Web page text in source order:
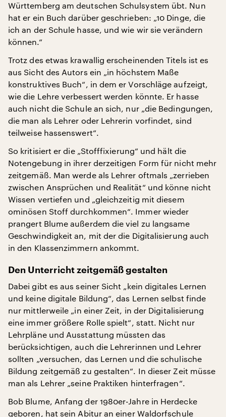
Württemberg am deutschen Schulsystem übt. Nun
hat er ein Buch darüber geschrieben: „10 Dinge, die
ich an der Schule hasse, und wie wir sie verändern
können.“
Trotz des etwas krawallig erscheinenden Titels ist es
aus Sicht des Autors ein „in höchstem Maße
konstruktives Buch“, in dem er Vorschläge aufzeigt,
wie die Lehre verbessert werden könnte. Er hasse
auch nicht die Schule an sich, nur „die Bedingungen,
die man als Lehrer oder Lehrerin vorfindet, sind
teilweise hassenswert“.
So kritisiert er die „Stofffixierung“ und hält die
Notengebung in ihrer derzeitigen Form für nicht mehr
zeitgemäß. Man werde als Lehrer oftmals „zerrieben
zwischen Ansprüchen und Realität“ und könne nicht
Wissen vertiefen und „gleichzeitig mit diesem
ominösen Stoff durchkommen“. Immer wieder
prangert Blume außerdem die viel zu langsame
Geschwindigkeit an, mit der die Digitalisierung auch
in den Klassenzimmern ankommt.
Den Unterricht zeitgemäß gestalten
Dabei gibt es aus seiner Sicht „kein digitales Lernen
und keine digitale Bildung“, das Lernen selbst finde
nur mittlerweile „in einer Zeit, in der Digitalisierung
eine immer größere Rolle spielt“, statt. Nicht nur
Lehrpläne und Ausstattung müssten das
berücksichtigen, auch die Lehrerinnen und Lehrer
sollten „versuchen, das Lernen und die schulische
Bildung zeitgemäß zu gestalten“. In dieser Zeit müsse
man als Lehrer „seine Praktiken hinterfragen“.
Bob Blume, Anfang der 1980er-Jahre in Herdecke
geboren, hat sein Abitur an einer Waldorfschule